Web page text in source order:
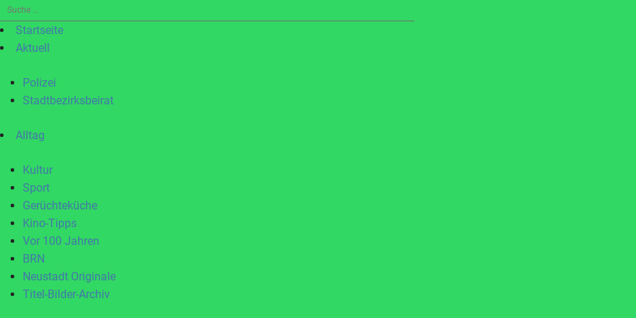
Suche
nach:Startseite
Aktuell
Polizei
Stadtbezirksbeirat
Alltag
Kultur
Sport
Gerüchteküche
Kino-Tipps
Vor 100 Jahren
BRN
Neustadt Originale
Titel-Bilder-Archiv